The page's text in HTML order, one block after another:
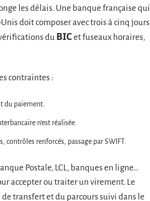
les délais. Une banque française qui
doit composer avec trois à cinq jours
du BICet fuseaux horaires,
contraintes :
du paiement.
n’est réalisée.
contrôles renforcés, passage par SWIFT.
Postale, LCL, banques en ligne…
accepter ou traiter un virement. Le
transfert et du parcours suivi dans le